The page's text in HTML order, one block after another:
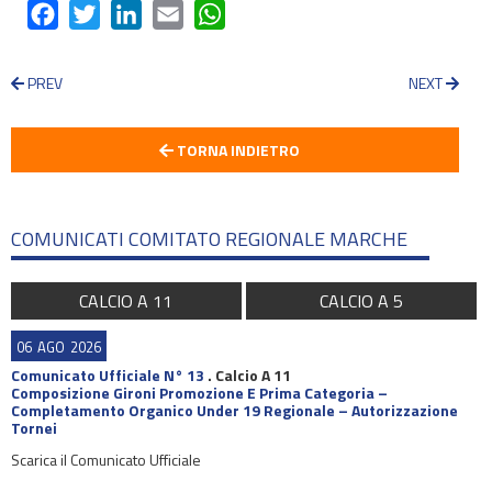
FacebookTwitter LinkedInEmail
PREV NEXT
TORNA INDIETRO
COMUNICATI COMITATO REGIONALE MARCHE
CALCIO A 11 CALCIO A 5
06 AGO 2026
Comunicato Ufficiale N° 13 . Calcio A 11
Composizione Gironi Promozione E Prima Categoria –
Completamento Organico Under 19 Regionale – Autorizzazione
Tornei
Scarica il Comunicato Ufficiale